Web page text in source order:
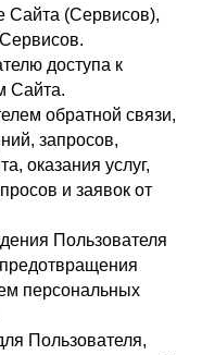
Сайта (Сервисов),
доступа к
Сайта.
обратной связи,
запросов,
оказания услуг,
и заявок от
Пользователя
персональных
Пользователя,